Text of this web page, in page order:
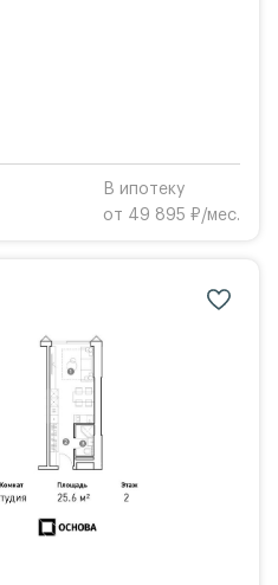
В ипотеку
от 49 895 ₽/мес.